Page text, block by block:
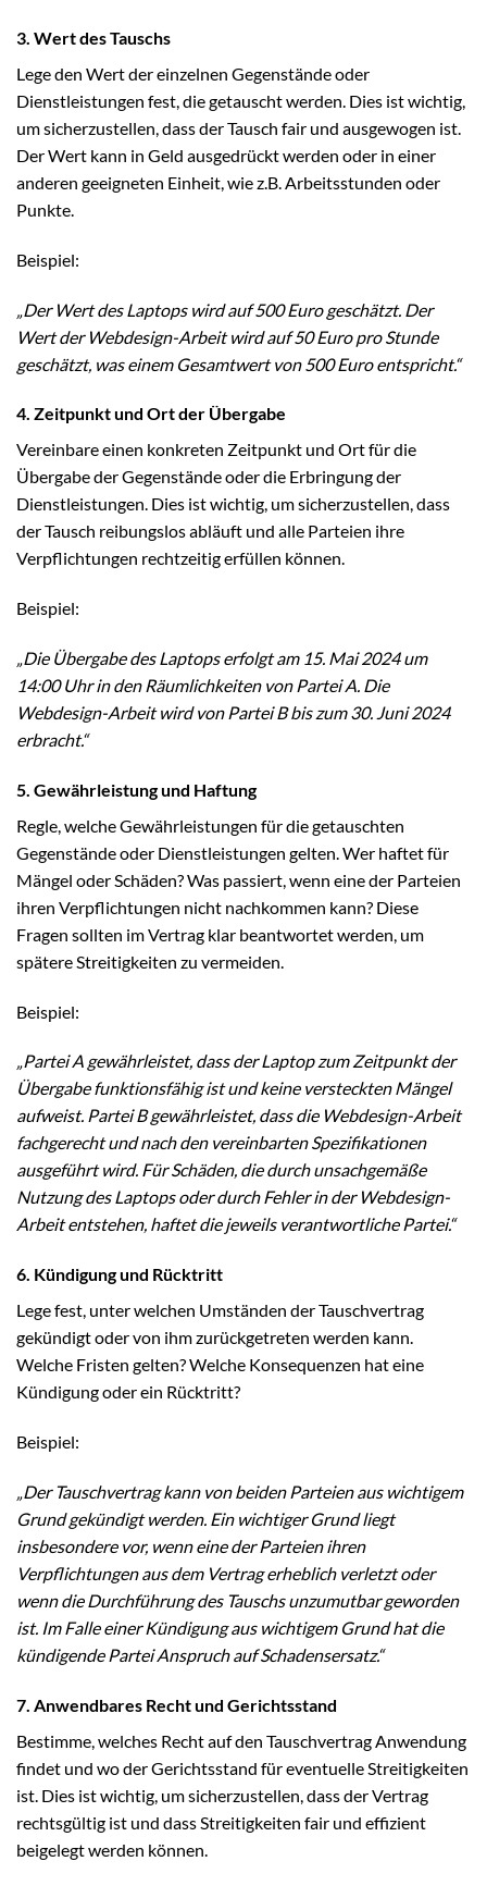
3. Wert des Tauschs
Lege den Wert der einzelnen Gegenstände oder
Dienstleistungen fest, die getauscht werden. Dies ist wichtig,
um sicherzustellen, dass der Tausch fair und ausgewogen ist.
Der Wert kann in Geld ausgedrückt werden oder in einer
anderen geeigneten Einheit, wie z.B. Arbeitsstunden oder
Punkte.
Beispiel:
„Der Wert des Laptops wird auf 500 Euro geschätzt. Der
Wert der Webdesign-Arbeit wird auf 50 Euro pro Stunde
geschätzt, was einem Gesamtwert von 500 Euro entspricht.“
4. Zeitpunkt und Ort der Übergabe
Vereinbare einen konkreten Zeitpunkt und Ort für die
Übergabe der Gegenstände oder die Erbringung der
Dienstleistungen. Dies ist wichtig, um sicherzustellen, dass
der Tausch reibungslos abläuft und alle Parteien ihre
Verpflichtungen rechtzeitig erfüllen können.
Beispiel:
„Die Übergabe des Laptops erfolgt am 15. Mai 2024 um
14:00 Uhr in den Räumlichkeiten von Partei A. Die
Webdesign-Arbeit wird von Partei B bis zum 30. Juni 2024
erbracht.“
5. Gewährleistung und Haftung
Regle, welche Gewährleistungen für die getauschten
Gegenstände oder Dienstleistungen gelten. Wer haftet für
Mängel oder Schäden? Was passiert, wenn eine der Parteien
ihren Verpflichtungen nicht nachkommen kann? Diese
Fragen sollten im Vertrag klar beantwortet werden, um
spätere Streitigkeiten zu vermeiden.
Beispiel:
„Partei A gewährleistet, dass der Laptop zum Zeitpunkt der
Übergabe funktionsfähig ist und keine versteckten Mängel
aufweist. Partei B gewährleistet, dass die Webdesign-Arbeit
fachgerecht und nach den vereinbarten Spezifikationen
ausgeführt wird. Für Schäden, die durch unsachgemäße
Nutzung des Laptops oder durch Fehler in der Webdesign-
Arbeit entstehen, haftet die jeweils verantwortliche Partei.“
6. Kündigung und Rücktritt
Lege fest, unter welchen Umständen der Tauschvertrag
gekündigt oder von ihm zurückgetreten werden kann.
Welche Fristen gelten? Welche Konsequenzen hat eine
Kündigung oder ein Rücktritt?
Beispiel:
„Der Tauschvertrag kann von beiden Parteien aus wichtigem
Grund gekündigt werden. Ein wichtiger Grund liegt
insbesondere vor, wenn eine der Parteien ihren
Verpflichtungen aus dem Vertrag erheblich verletzt oder
wenn die Durchführung des Tauschs unzumutbar geworden
ist. Im Falle einer Kündigung aus wichtigem Grund hat die
kündigende Partei Anspruch auf Schadensersatz.“
7. Anwendbares Recht und Gerichtsstand
Bestimme, welches Recht auf den Tauschvertrag Anwendung
findet und wo der Gerichtsstand für eventuelle Streitigkeiten
ist. Dies ist wichtig, um sicherzustellen, dass der Vertrag
rechtsgültig ist und dass Streitigkeiten fair und effizient
beigelegt werden können.